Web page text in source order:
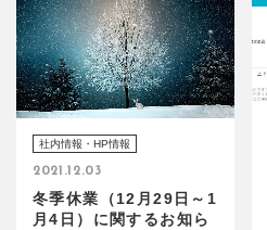
社内情報・HP情報
2021.12.03
冬季休業（12月29日～1
月4日）に関するお知ら